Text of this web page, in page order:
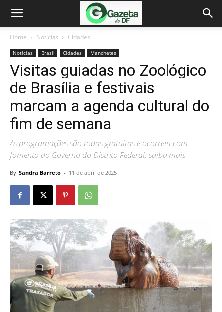
Home Notícias Cidades
Notícias Brasil Cidades Manchetes
Visitas guiadas no Zoológico
de Brasília e festivais
marcam a agenda cultural do
fim de semana
As programações são todas gratuitas e ocorrem com
fomento do Governo do Distrito Federal; saiba mais
By Sandra Barreto - 11 de abril de 2025